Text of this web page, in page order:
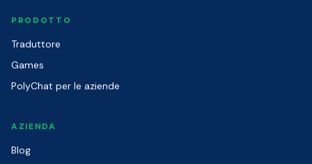
PRODOTTO
Traduttore
Games
PolyChat per le aziende
AZIENDA
Blog